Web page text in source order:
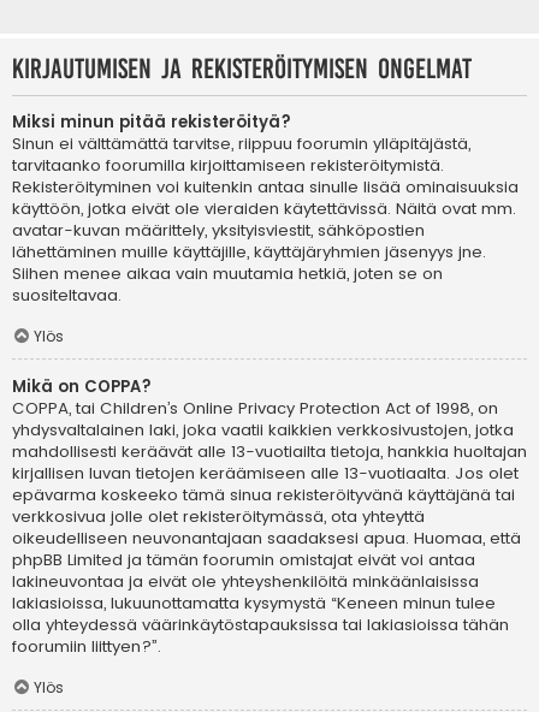
Kirjautumisen ja rekisteröitymisen ongelmat
Miksi minun pitää rekisteröityä?
Sinun ei välttämättä tarvitse, riippuu foorumin ylläpitäjästä,
tarvitaanko foorumilla kirjoittamiseen rekisteröitymistä.
Rekisteröityminen voi kuitenkin antaa sinulle lisää ominaisuuksia
käyttöön, jotka eivät ole vieraiden käytettävissä. Näitä ovat mm.
avatar-kuvan määrittely, yksityisviestit, sähköpostien
lähettäminen muille käyttäjille, käyttäjäryhmien jäsenyys jne.
Siihen menee aikaa vain muutamia hetkiä, joten se on
suositeltavaa.
Ylös
Mikä on COPPA?
COPPA, tai Children’s Online Privacy Protection Act of 1998, on
yhdysvaltalainen laki, joka vaatii kaikkien verkkosivustojen, jotka
mahdollisesti keräävät alle 13-vuotiailta tietoja, hankkia huoltajan
kirjallisen luvan tietojen keräämiseen alle 13-vuotiaalta. Jos olet
epävarma koskeeko tämä sinua rekisteröityvänä käyttäjänä tai
verkkosivua jolle olet rekisteröitymässä, ota yhteyttä
oikeudelliseen neuvonantajaan saadaksesi apua. Huomaa, että
phpBB Limited ja tämän foorumin omistajat eivät voi antaa
lakineuvontaa ja eivät ole yhteyshenkilöitä minkäänlaisissa
lakiasioissa, lukuunottamatta kysymystä “Keneen minun tulee
olla yhteydessä väärinkäytöstapauksissa tai lakiasioissa tähän
foorumiin liittyen?”.
Ylös